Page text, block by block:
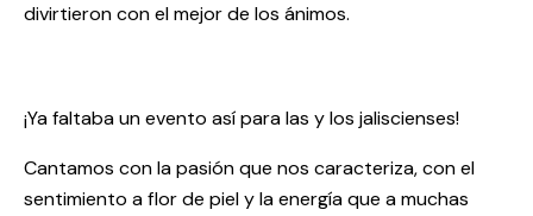
divirtieron con el mejor de los ánimos.
¡Ya faltaba un evento así para las y los jaliscienses!
Cantamos con la pasión que nos caracteriza, con el
sentimiento a flor de piel y la energía que a muchas